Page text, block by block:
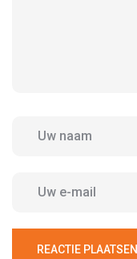
REACTIE PLAATSEN